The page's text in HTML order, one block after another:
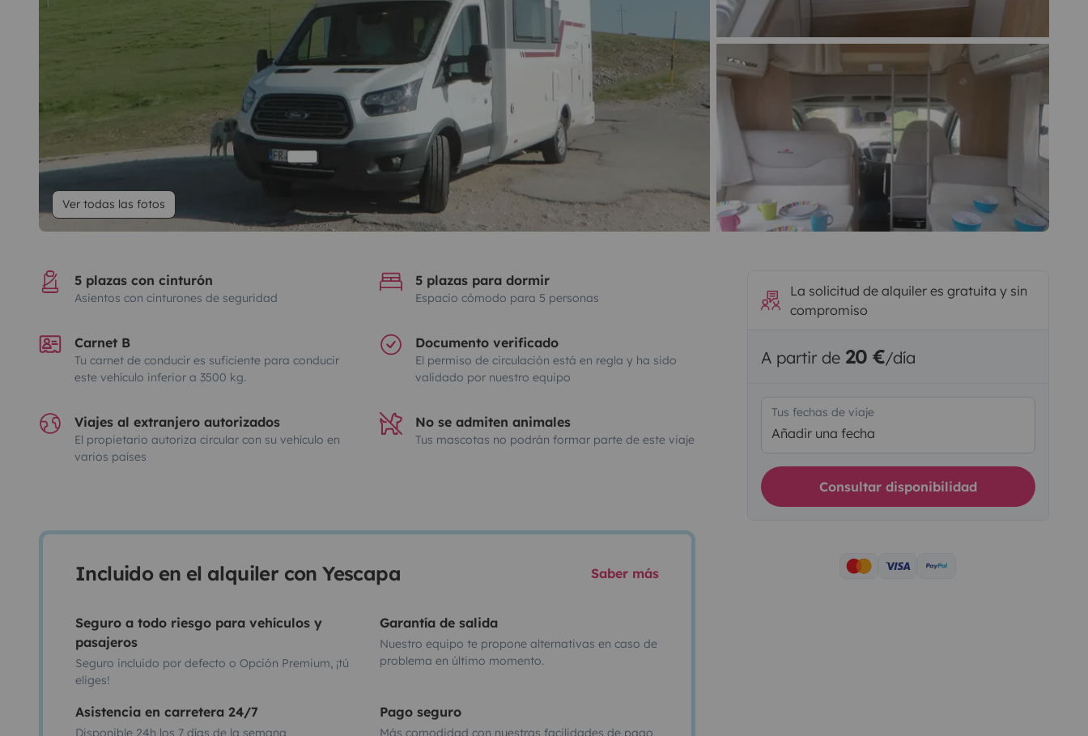
Ver todas las fotos
5 plazas con cinturón
Asientos con cinturones de seguridad
5 plazas para dormir
Espacio cómodo para 5 personas
Carnet B
Tu carnet de conducir es suficiente para conducir
este vehículo inferior a 3500 kg.
Documento verificado
El permiso de circulación está en regla y ha sido
validado por nuestro equipo
Viajes al extranjero autorizados
El propietario autoriza circular con su vehículo en
varios países
No se admiten animales
Tus mascotas no podrán formar parte de este viaje
Incluido en el alquiler con Yescapa Saber más
Seguro a todo riesgo para vehículos y
pasajeros
Seguro incluido por defecto o Opción Premium, ¡tú
eliges!
Garantía de salida
Nuestro equipo te propone alternativas en caso de
problema en último momento.
Asistencia en carretera 24/7
Disponible 24h los 7 días de la semana
Pago seguro
Más comodidad con nuestras facilidades de pago
La solicitud de alquiler es gratuita y sin
compromiso
A partir de 20 €/día
Tus fechas de viaje
Añadir una fecha
Consultar disponibilidad